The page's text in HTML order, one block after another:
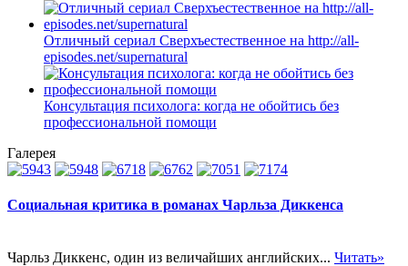
Отличный сериал Сверхъестественное на http://all-
episodes.net/supernatural
Консультация психолога: когда не обойтись без
профессиональной помощи
Галерея
Социальная критика в романах Чарльза Диккенса
Чарльз Диккенс, один из величайших английских... Читать»